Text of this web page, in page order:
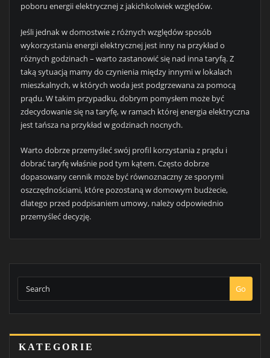
poboru energii elektrycznej z jakichkolwiek względów.
Jeśli jednak w domostwie z różnych względów sposób
wykorzystania energii elektrycznej jest inny na przykład o
różnych godzinach – warto zastanowić się nad inna taryfą. Z
taką sytuacją mamy do czynienia między innymi w lokalach
mieszkalnych, w których woda jest podgrzewana za pomocą
prądu. W takim przypadku, dobrym pomysłem może być
zdecydowanie się na taryfę, w ramach której energia elektryczna
jest tańsza na przykład w godzinach nocnych.
Warto dobrze przemyśleć swój profil korzystania z prądu i
dobrać taryfę właśnie pod tym kątem. Często dobrze
dopasowany cennik może być równoznaczny ze sporymi
oszczędnościami, które pozostaną w domowym budżecie,
dlatego przed podpisaniem umowy, należy odpowiednio
przemyśleć decyzję.
Go
KATEGORIE